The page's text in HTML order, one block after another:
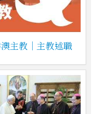
主教｜主教述職